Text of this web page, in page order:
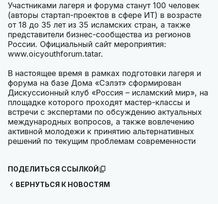
Участниками лагеря и форума станут 100 человек
(авторы стартап-проектов в сфере ИТ) в возрасте
от 18 до 35 лет из 35 исламских стран, а также
представители бизнес-сообщества из регионов
России. Официальный сайт мероприятия:
www.oicyouthforum.tatar.
В настоящее время в рамках подготовки лагеря и
форума на базе Дома «Сэлэт» сформирован
Дискуссионный клуб «Россия – исламский мир», на
площадке которого проходят мастер-классы и
встречи с экспертами по обсуждению актуальных
международных вопросов, а также вовлечению
активной молодежи к принятию альтернативных
решений по текущим проблемам современности
ВЕРНУТЬСЯ К НОВОСТЯМ
ПОДЕЛИТЬСЯ ССЫЛКОЙ